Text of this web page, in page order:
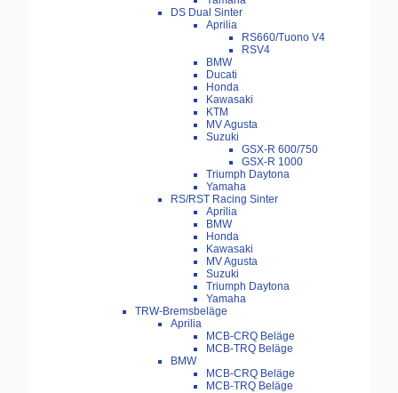
DS Dual Sinter
Aprilia
RS660/Tuono V4
RSV4
BMW
Ducati
Honda
Kawasaki
KTM
MV Agusta
Suzuki
GSX-R 600/750
GSX-R 1000
Triumph Daytona
Yamaha
RS/RST Racing Sinter
Aprilia
BMW
Honda
Kawasaki
MV Agusta
Suzuki
Triumph Daytona
Yamaha
TRW-Bremsbeläge
Aprilia
MCB-CRQ Beläge
MCB-TRQ Beläge
BMW
MCB-CRQ Beläge
MCB-TRQ Beläge